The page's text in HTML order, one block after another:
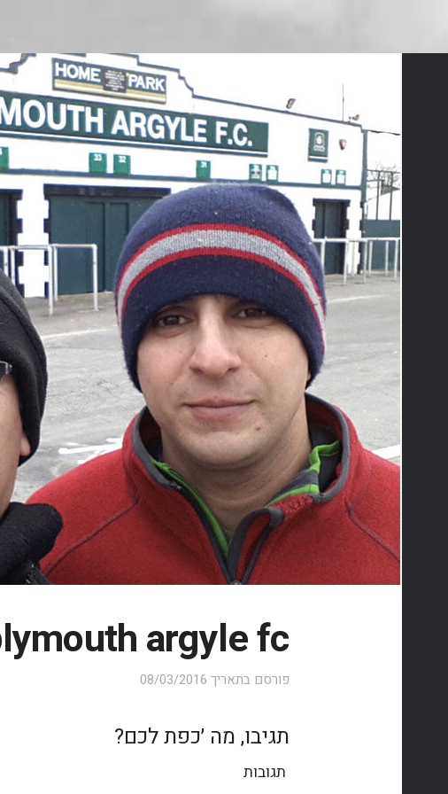
argyle fc
פורסם בתאריך 08/03/2016
תגיבו, מה ׳כפת לכם?
תגובות